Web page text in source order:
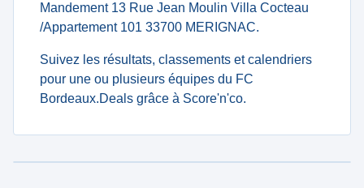
Mandement 13 Rue Jean Moulin Villa Cocteau
/Appartement 101 33700 MERIGNAC.
Suivez les résultats, classements et calendriers
pour une ou plusieurs équipes du FC
Bordeaux.Deals grâce à Score'n'co.